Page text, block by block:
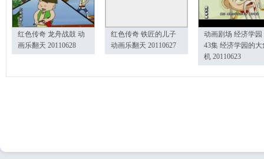
红色传奇 龙舟战鼓 动
画乐翻天 20110628
红色传奇 铁匠的儿子
动画乐翻天 20110627
动画剧场 经济学园
43集 经济学园的大
机 20110623